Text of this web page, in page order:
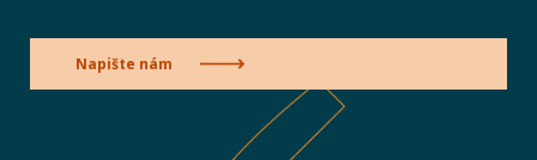
Napište nám